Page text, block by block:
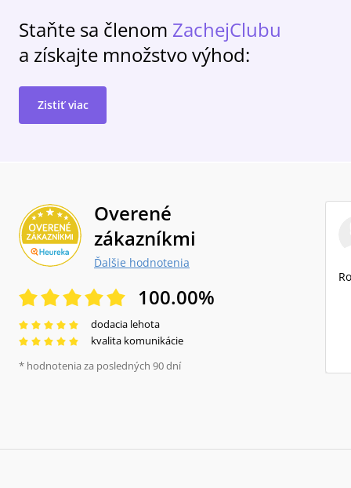
Staňte sa členom ZachejClubu
a získajte množstvo výhod:
Zistiť viac
Overené
zákazníkmi
Ďalšie hodnotenia
100.00%
dodacia lehota
kvalita komunikácie
* hodnotenia za posledných 90 dní